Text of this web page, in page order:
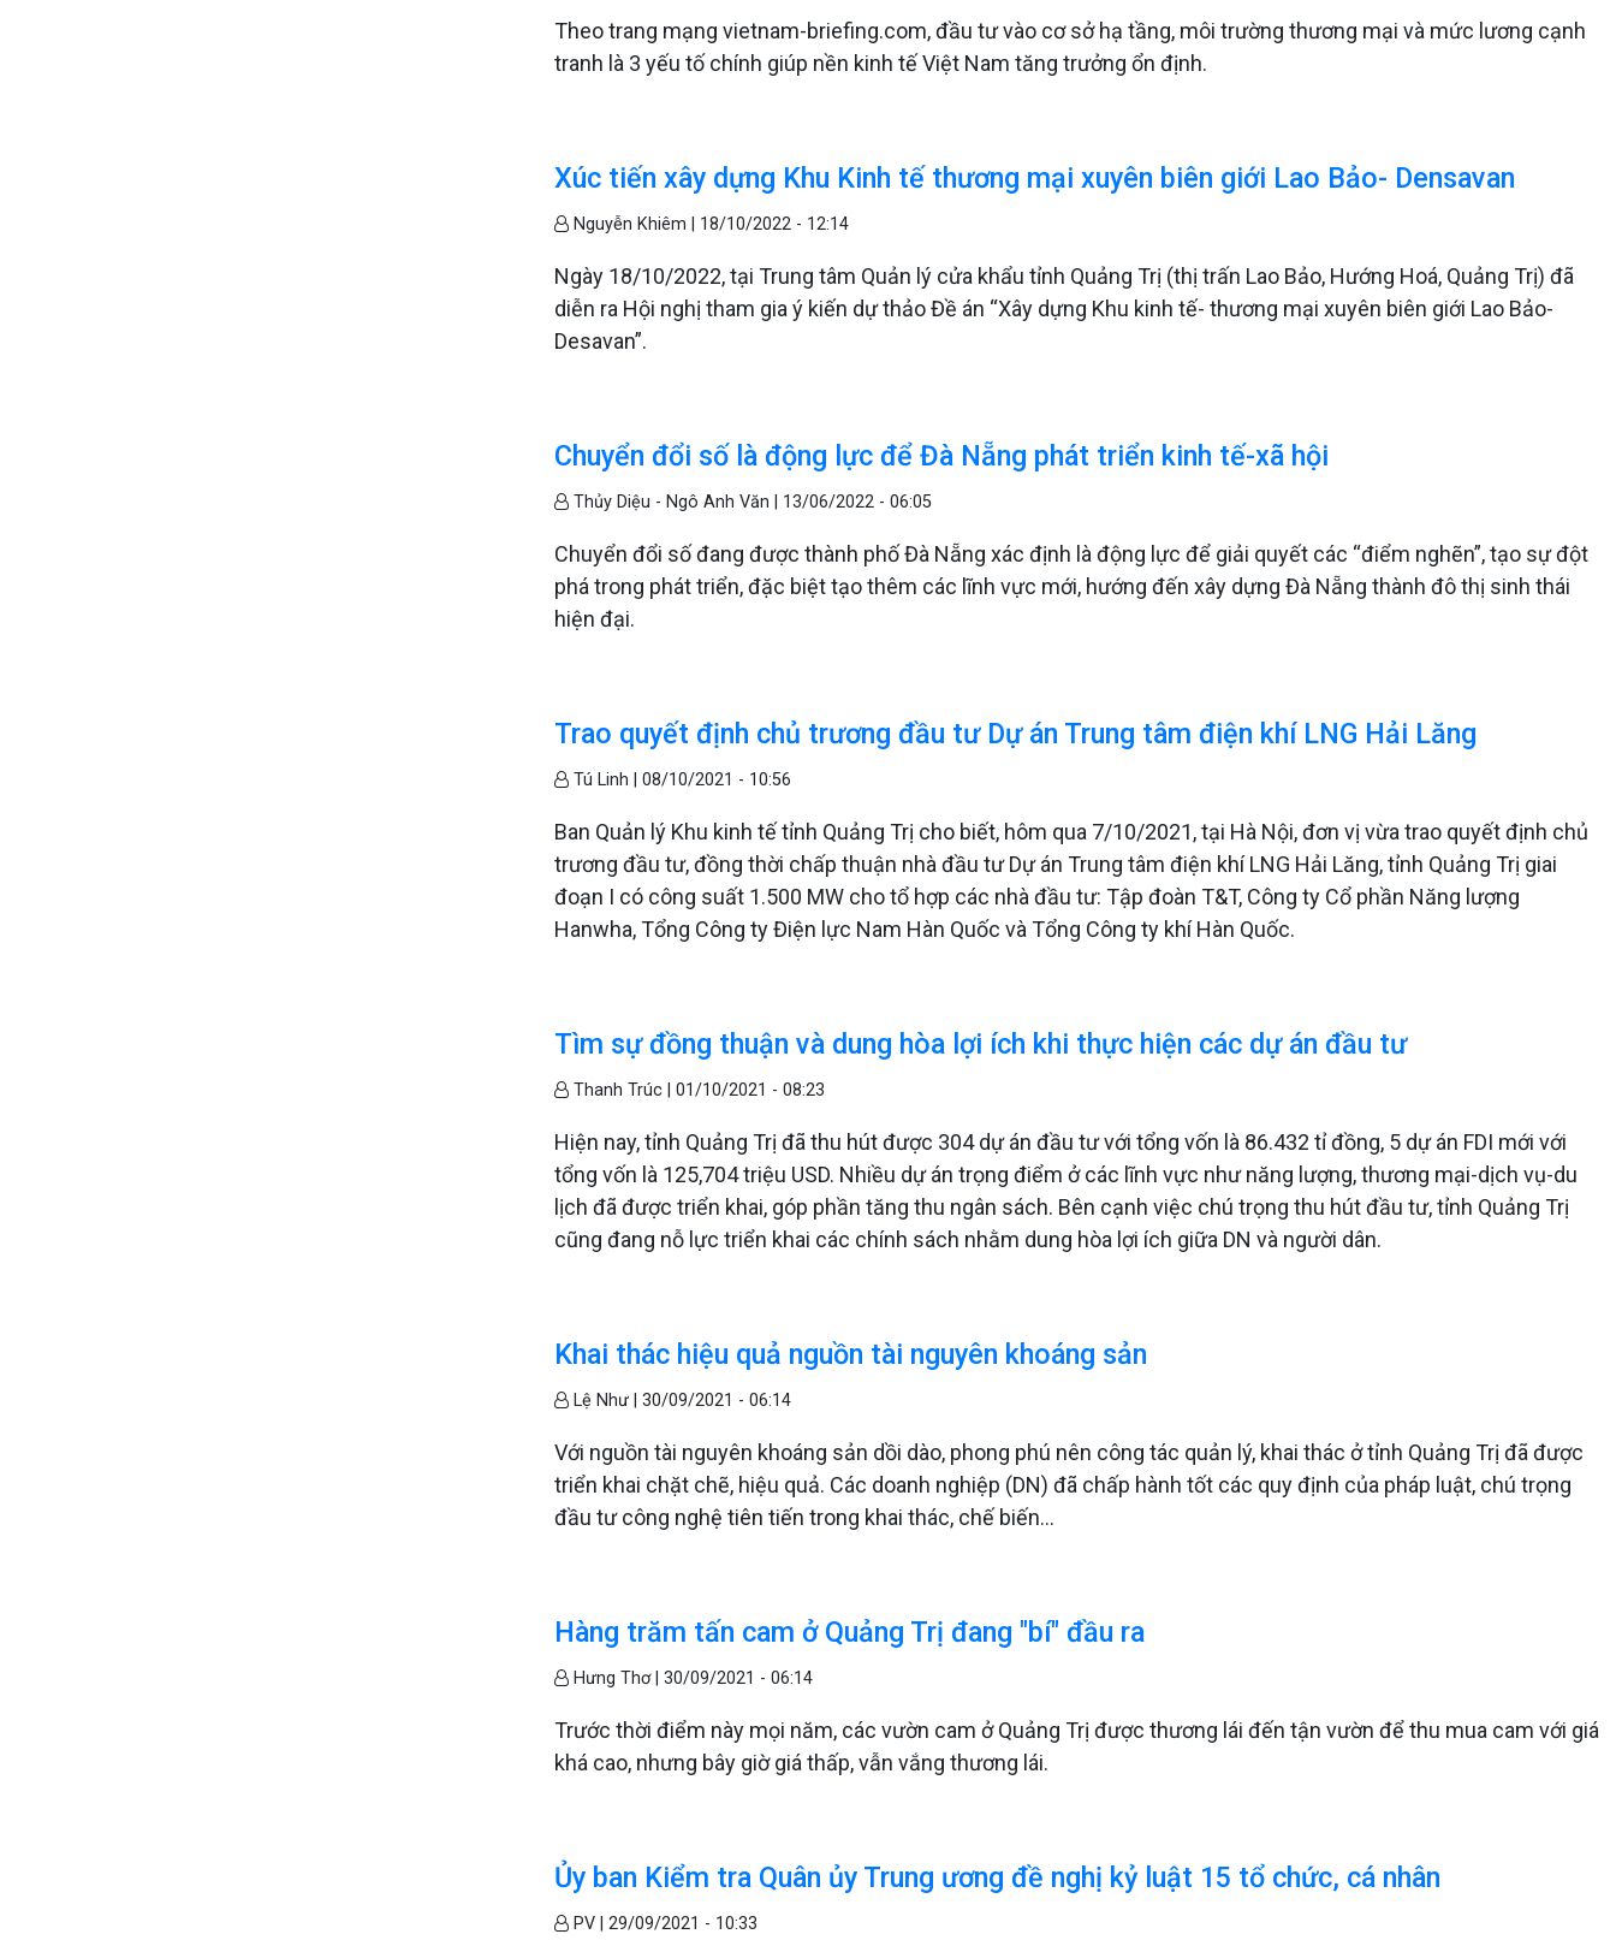
Theo trang mạng vietnam-briefing.com, đầu tư vào cơ sở hạ tầng, môi trường thương mại và mức lương cạnh
tranh là 3 yếu tố chính giúp nền kinh tế Việt Nam tăng trưởng ổn định.
Xúc tiến xây dựng Khu Kinh tế thương mại xuyên biên giới Lao Bảo- Densavan
Nguyễn Khiêm | 18/10/2022 - 12:14
Ngày 18/10/2022, tại Trung tâm Quản lý cửa khẩu tỉnh Quảng Trị (thị trấn Lao Bảo, Hướng Hoá, Quảng Trị) đã
diễn ra Hội nghị tham gia ý kiến dự thảo Đề án “Xây dựng Khu kinh tế- thương mại xuyên biên giới Lao Bảo-
Desavan”.
Chuyển đổi số là động lực để Đà Nẵng phát triển kinh tế-xã hội
Thủy Diệu - Ngô Anh Văn | 13/06/2022 - 06:05
Chuyển đổi số đang được thành phố Đà Nẵng xác định là động lực để giải quyết các “điểm nghẽn”, tạo sự đột
phá trong phát triển, đặc biệt tạo thêm các lĩnh vực mới, hướng đến xây dựng Đà Nẵng thành đô thị sinh thái
hiện đại.
Trao quyết định chủ trương đầu tư Dự án Trung tâm điện khí LNG Hải Lăng
Tú Linh |08/10/2021 - 10:56
Ban Quản lý Khu kinh tế tỉnh Quảng Trị cho biết, hôm qua 7/10/2021, tại Hà Nội, đơn vị vừa trao quyết định chủ
trương đầu tư, đồng thời chấp thuận nhà đầu tư Dự án Trung tâm điện khí LNG Hải Lăng, tỉnh Quảng Trị giai
đoạn I có công suất 1.500 MW cho tổ hợp các nhà đầu tư: Tập đoàn T&T, Công ty Cổ phần Năng lượng
Hanwha, Tổng Công ty Điện lực Nam Hàn Quốc và Tổng Công ty khí Hàn Quốc.
Tìm sự đồng thuận và dung hòa lợi ích khi thực hiện các dự án đầu tư
Thanh Trúc |01/10/2021 - 08:23
Hiện nay, tỉnh Quảng Trị đã thu hút được 304 dự án đầu tư với tổng vốn là 86.432 tỉ đồng, 5 dự án FDI mới với
tổng vốn là 125,704 triệu USD. Nhiều dự án trọng điểm ở các lĩnh vực như năng lượng, thương mại-dịch vụ-du
lịch đã được triển khai, góp phần tăng thu ngân sách. Bên cạnh việc chú trọng thu hút đầu tư, tỉnh Quảng Trị
cũng đang nỗ lực triển khai các chính sách nhằm dung hòa lợi ích giữa DN và người dân.
Khai thác hiệu quả nguồn tài nguyên khoáng sản
Lệ Như |30/09/2021 - 06:14
Với nguồn tài nguyên khoáng sản dồi dào, phong phú nên công tác quản lý, khai thác ở tỉnh Quảng Trị đã được
triển khai chặt chẽ, hiệu quả. Các doanh nghiệp (DN) đã chấp hành tốt các quy định của pháp luật, chú trọng
đầu tư công nghệ tiên tiến trong khai thác, chế biến...
Hàng trăm tấn cam ở Quảng Trị đang "bí" đầu ra
Hưng Thơ |30/09/2021 - 06:14
Trước thời điểm này mọi năm, các vườn cam ở Quảng Trị được thương lái đến tận vườn để thu mua cam với giá
khá cao, nhưng bây giờ giá thấp, vẫn vắng thương lái.
Ủy ban Kiểm tra Quân ủy Trung ương đề nghị kỷ luật 15 tổ chức, cá nhân
PV |29/09/2021 - 10:33